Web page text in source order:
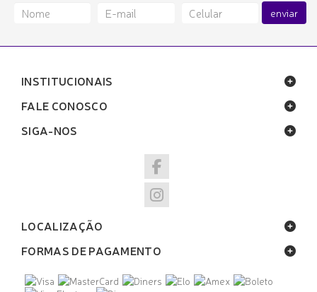
enviar
INSTITUCIONAIS
FALE CONOSCO
SIGA-NOS
LOCALIZAÇÃO
FORMAS DE PAGAMENTO